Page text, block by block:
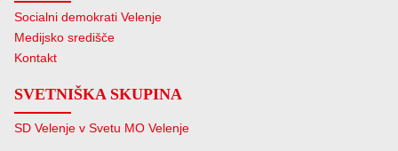
Socialni demokrati Velenje
Medijsko središče
Kontakt
SVETNIŠKA SKUPINA
SD Velenje v Svetu MO Velenje